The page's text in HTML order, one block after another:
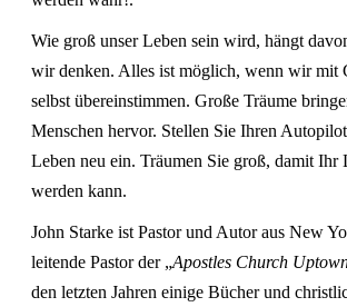
Wie groß unser Leben sein wird, hängt
wir denken. Alles ist möglich, wenn wir mit
selbst übereinstimmen. Große Träume
Menschen hervor. Stellen Sie Ihren
Leben neu ein. Träumen Sie groß, damit Ihr
werden kann.
John Starke ist Pastor und Autor aus New
leitende Pastor der „Apostles Church
den letzten Jahren einige Bücher und